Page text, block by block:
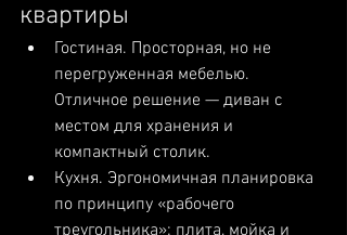
квартиры
Гостиная. Просторная, но не
перегруженная мебелью.
Отличное решение — диван с
местом для хранения и
компактный столик.
Кухня. Эргономичная планировка
по принципу «рабочего
треугольника»: плита, мойка и